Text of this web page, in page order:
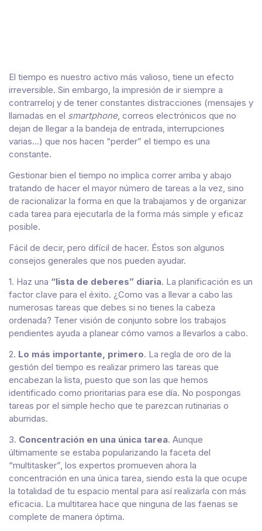
El tiempo es nuestro activo más valioso, tiene un efecto
irreversible. Sin embargo, la impresión de ir siempre a
contrarreloj y de tener constantes distracciones (mensajes y
llamadas en el smartphone, correos electrónicos que no
dejan de llegar a la bandeja de entrada, interrupciones
varias…) que nos hacen “perder” el tiempo es una
constante.
Gestionar bien el tiempo no implica correr arriba y abajo
tratando de hacer el mayor número de tareas a la vez, sino
de racionalizar la forma en que la trabajamos y de organizar
cada tarea para ejecutarla de la forma más simple y eficaz
posible.
Fácil de decir, pero difícil de hacer. Éstos son algunos
consejos generales que nos pueden ayudar.
1. Haz una “lista de deberes” diaria. La planificación es un
factor clave para el éxito. ¿Como vas a llevar a cabo las
numerosas tareas que debes si no tienes la cabeza
ordenada? Tener visión de conjunto sobre los trabajos
pendientes ayuda a planear cómo vamos a llevarlos a cabo.
2. Lo más importante, primero. La regla de oro de la
gestión del tiempo es realizar primero las tareas que
encabezan la lista, puesto que son las que hemos
identificado como prioritarias para ese día. No pospongas
tareas por el simple hecho que te parezcan rutinarias o
aburridas.
3. Concentración en una única tarea. Aunque
últimamente se estaba popularizando la faceta del
“multitasker”, los expertos promueven ahora la
concentración en una única tarea, siendo esta la que ocupe
la totalidad de tu espacio mental para así realizarla con más
eficacia. La multitarea hace que ninguna de las faenas se
complete de manera óptima.